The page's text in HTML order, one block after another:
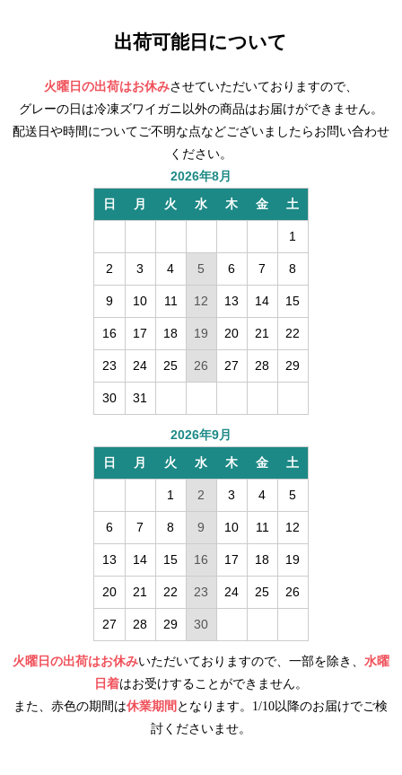
出荷可能日について
火曜日の出荷はお休みさせていただいておりますので、
グレーの日は冷凍ズワイガニ以外の商品はお届けができません。
配送日や時間についてご不明な点などございましたらお問い合わせ
ください。
2026年8月
日
月 火 水 木 金 土
1
2 3 4 5 6 7 8
9 10 11 12 13 14 15
16 17 18 19 20 21 22
23 24 25 26 27 28 29
30 31
2026年9月
日
月 火 水 木 金 土
1 2 3 4 5
6 7 8 9 10 11 12
13 14 15 16 17 18 19
20 21 22 23 24 25 26
27 28 29 30
火曜日の出荷はお休みいただいておりますので、一部を除き、 水曜
日着はお受けすることができません。
また、赤色の期間は休業期間 となります。1/10以降のお届けでご検
討くださいませ。